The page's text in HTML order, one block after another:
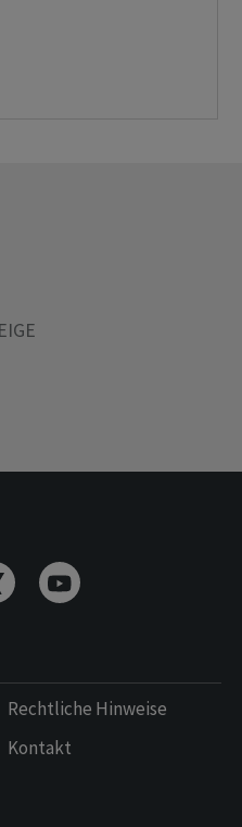
Rechtliche Hinweise
Kontakt